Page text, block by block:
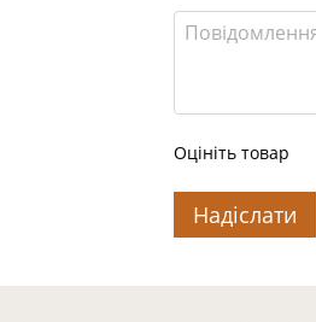
Оцініть товар
Надіслати